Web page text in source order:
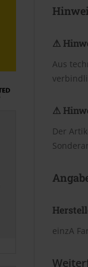
⚠
Aus
⚠
Der
einzA